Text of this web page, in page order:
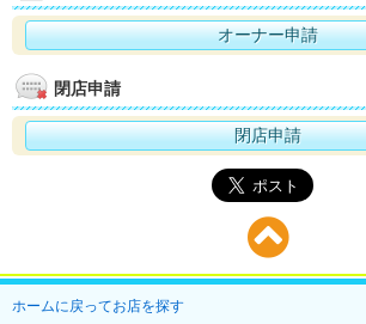
オーナー申請
閉店申請
閉店申請
ホームに戻ってお店を探す